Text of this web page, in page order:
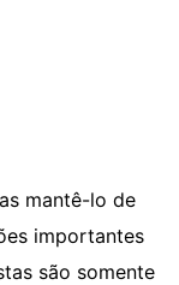
mantê-lo de
importantes
são somente